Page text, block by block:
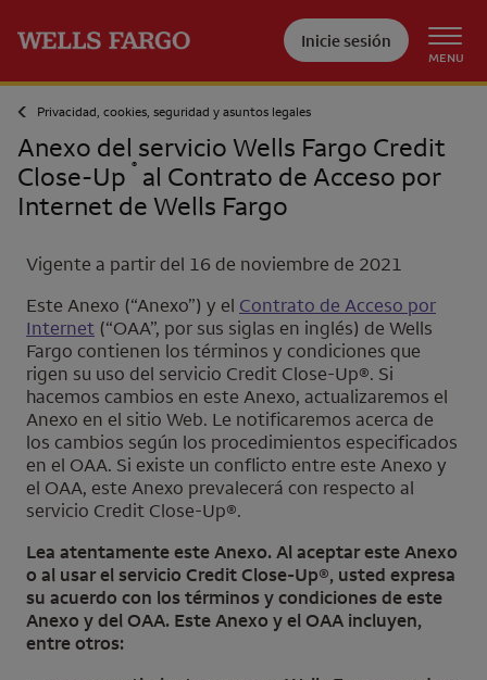
Inicie sesión
MENU
Privacidad, cookies, seguridad y asuntos legales
Anexo del servicio Wells Fargo Credit
Close-Up ® al Contrato de Acceso por
Internet de Wells Fargo
Vigente a partir del 16 de noviembre de 2021
Este Anexo (“Anexo”) y el Contrato de Acceso por
Internet (“OAA”, por sus siglas en inglés) de Wells
Fargo contienen los términos y condiciones que
rigen su uso del servicio Credit Close-Up®. Si
hacemos cambios en este Anexo, actualizaremos el
Anexo en el sitio Web. Le notificaremos acerca de
los cambios según los procedimientos especificados
en el OAA. Si existe un conflicto entre este Anexo y
el OAA, este Anexo prevalecerá con respecto al
servicio Credit Close-Up®.
Lea atentamente este Anexo. Al aceptar este Anexo
o al usar el servicio Credit Close-Up®, usted expresa
su acuerdo con los términos y condiciones de este
Anexo y del OAA. Este Anexo y el OAA incluyen,
entre otros: